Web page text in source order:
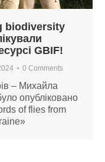
biodiversity
GBIF!
0 Comments
– Михайла
опубліковано
of flies from